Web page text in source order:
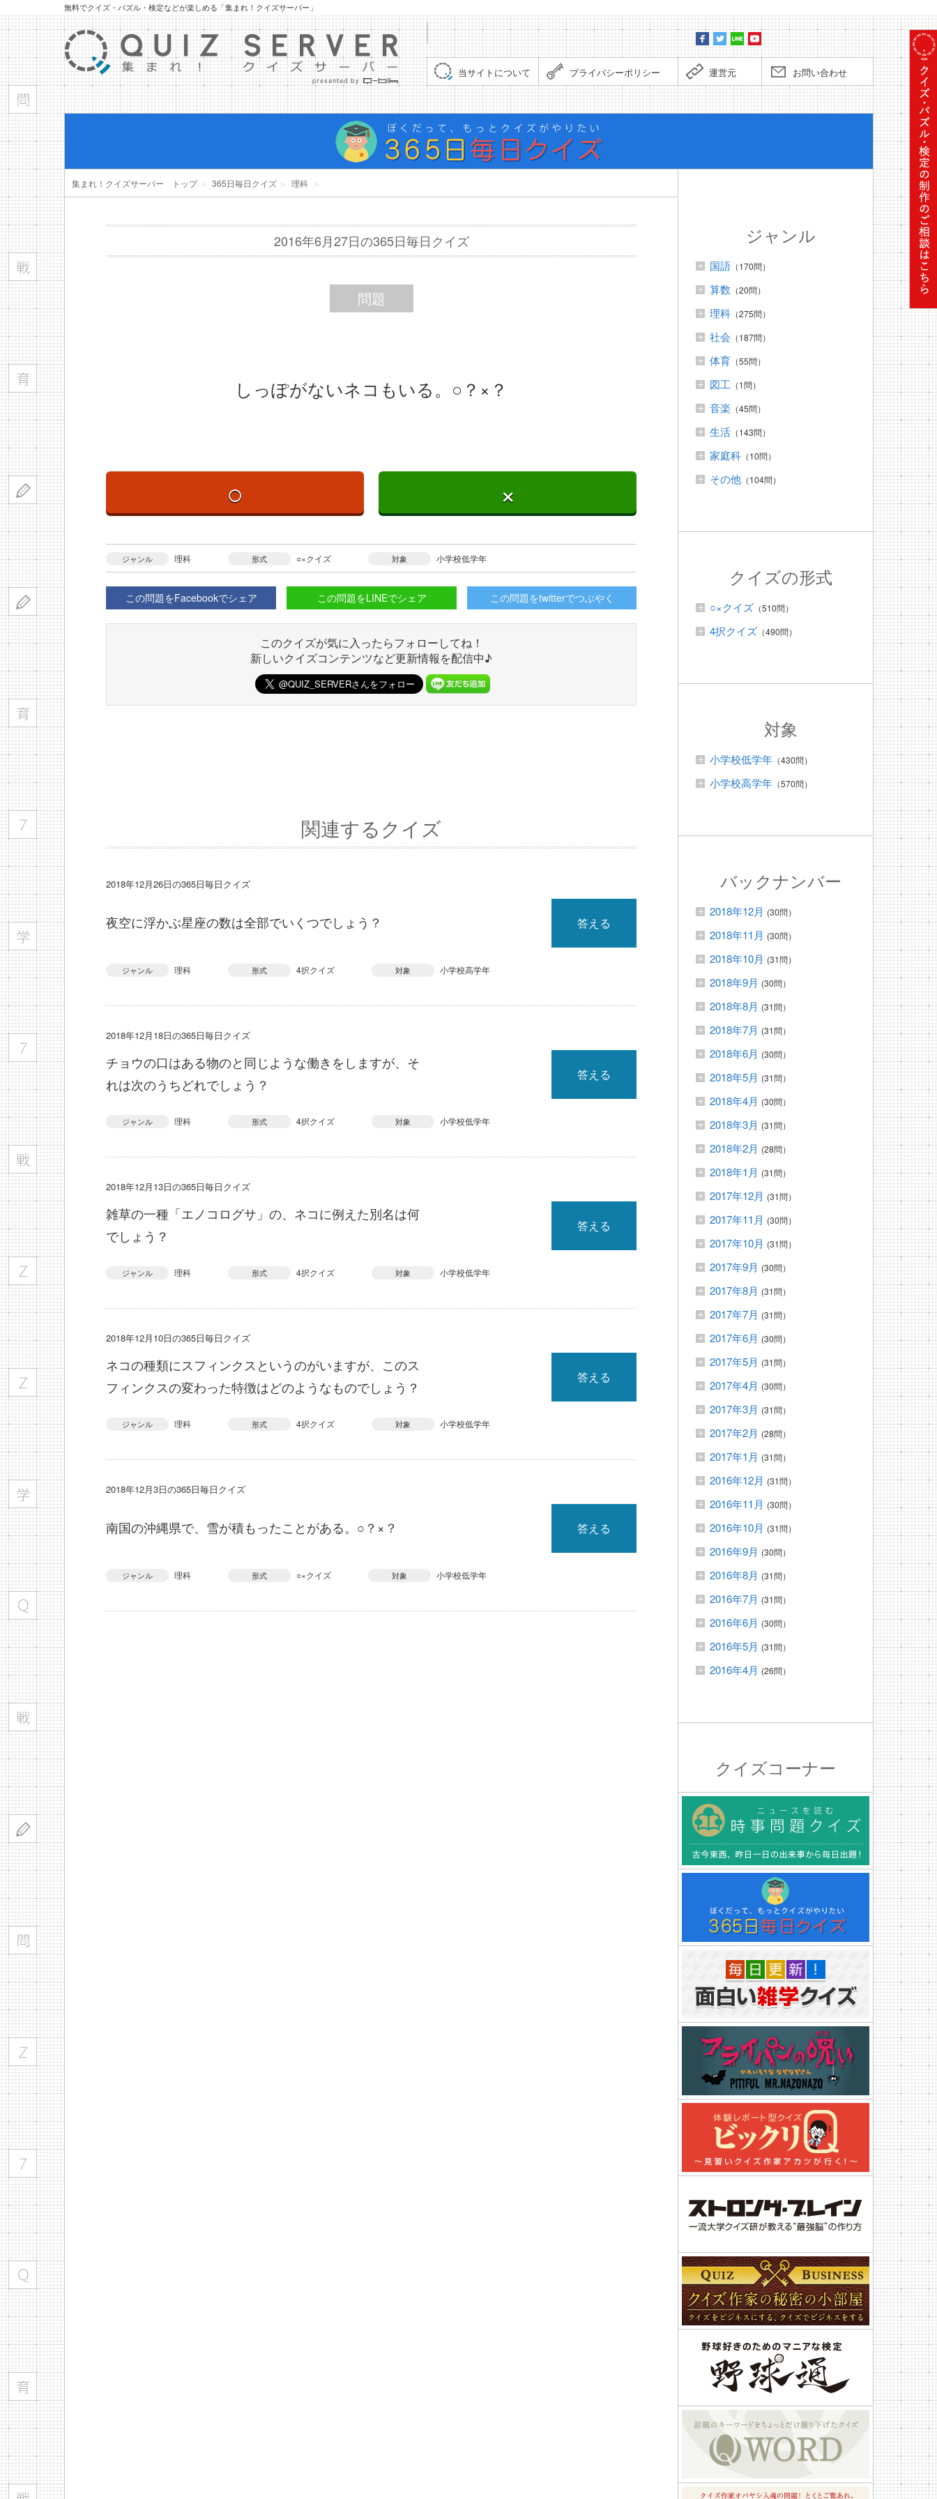
無料でクイズ・パズル・検定などが楽しめる「集まれ！クイズサーバー」
当サイトについて プライバシーポリシー 運営元 お問い合わせ
ぼくだ
集まれ！クイズサーバー トップ＞ 365日毎日クイズ ＞ 理科 ＞
2016年6月27日の365日毎日クイズ
問題
しっぽがないネコもいる。○？×？
○ ×
ジャンル 理科 形式 ○×クイズ 対象 小学校低学年
この問題をFacebookでシェア この問題をLINEでシェア この問題をtwitterでつぶやく
このクイズが気に入ったらフォローしてね！
新しいクイズコンテンツなど更新情報を配信中♪
関連するクイズ
2018年12月26日の365日毎日クイズ
夜空に浮かぶ星座の数は全部でいくつでしょう？ 答える
ジャンル 理科 形式 4択クイズ 対象 小学校高学年
2018年12月18日の365日毎日クイズ
チョウの口はある物のと同じような働きをしますが、そ
れは次のうちどれでしょう？
答える
ジャンル 理科 形式 4択クイズ 対象 小学校低学年
2018年12月13日の365日毎日クイズ
雑草の一種「エノコログサ」の、ネコに例えた別名は何
でしょう？
答える
ジャンル 理科 形式 4択クイズ 対象 小学校低学年
2018年12月10日の365日毎日クイズ
ネコの種類にスフィンクスというのがいますが、このス
フィンクスの変わった特徴はどのようなものでしょう？
答える
ジャンル 理科 形式 4択クイズ 対象 小学校低学年
2018年12月3日の365日毎日クイズ
南国の沖縄県で、雪が積もったことがある。○？×？ 答える
ジャンル 理科 形式 ○×クイズ 対象 小学校低学年
ジャンル
国語 （170問）
算数 （20問）
理科 （275問）
社会 （187問）
体育 （55問）
図工 （1問）
音楽 （45問）
生活 （143問）
家庭科 （10問）
その他 （104問）
クイズの形式
○×クイズ （510問）
4択クイズ （490問）
対象
小学校低学年 （430問）
小学校高学年 （570問）
バックナンバー
2018年12月 (30問）
2018年11月 (30問）
2018年10月 (31問）
2018年9月 (30問）
2018年8月 (31問）
2018年7月 (31問）
2018年6月 (30問）
2018年5月 (31問）
2018年4月 (30問）
2018年3月 (31問）
2018年2月 (28問）
2018年1月 (31問）
2017年12月 (31問）
2017年11月 (30問）
2017年10月 (31問）
2017年9月 (30問）
2017年8月 (31問）
2017年7月 (31問）
2017年6月 (30問）
2017年5月 (31問）
2017年4月 (30問）
2017年3月 (31問）
2017年2月 (28問）
2017年1月 (31問）
2016年12月 (31問）
2016年11月 (30問）
2016年10月 (31問）
2016年9月 (30問）
2016年8月 (31問）
2016年7月 (31問）
2016年6月 (30問）
2016年5月 (31問）
2016年4月 (26問）
クイズコーナー